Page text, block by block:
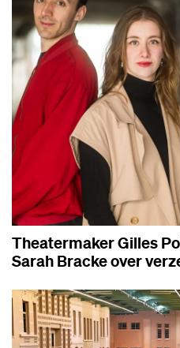
Theatermaker Gilles
Sarah Bracke over